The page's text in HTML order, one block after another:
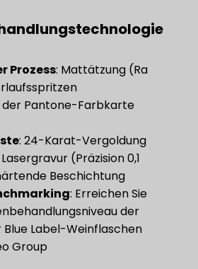
Prozess​​: Mattätzung (Ra
Pantone-Farbkarte
​: 24-Karat-Vergoldung
(Präzision 0,1
Beschichtung
​: Erreichen Sie
der
Label-Weinflaschen
Group